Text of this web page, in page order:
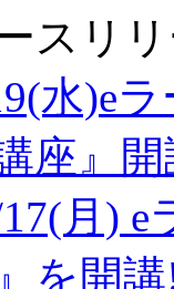
スリリ
水)e
座』開
17(月)
を開講